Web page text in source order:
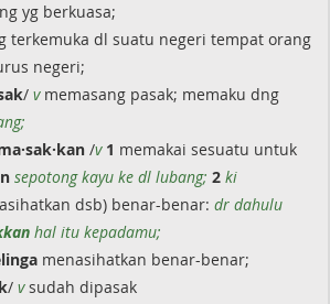
yg berkuasa;
terkemuka dl suatu negeri tempat orang
negeri;
/ vmemasang pasak; memaku dng
/v 1 memakai sesuatu untuk
sepotong kayu ke dl lubang; 2 ki
dsb) benar-benar: dr dahulu
hal itu kepadamu;
menasihatkan benar-benar;
/ vsudah dipasak